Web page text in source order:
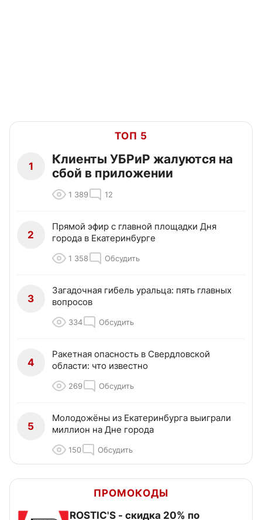
ТОП 5
1
Клиенты УБРиР жалуются на
сбой в приложении
1 389 12
2
Прямой эфир с главной площадки Дня
города в Екатеринбурге
1 358 Обсудить
3
Загадочная гибель уральца: пять главных
вопросов
334 Обсудить
4
Ракетная опасность в Свердловской
области: что известно
269 Обсудить
5
Молодожёны из Екатеринбурга выиграли
миллион на Дне города
150 Обсудить
ПРОМОКОДЫ
ROSTIC'S - скидка 20% по